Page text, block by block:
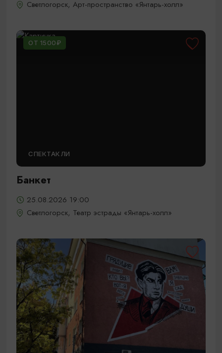
Светлогорск, Арт-пространство «Янтарь-холл»
ОТ 1500₽
СПЕКТАКЛИ
Банкет
25.08.2026 19:00
Светлогорск, Театр эстрады «Янтарь-холл»